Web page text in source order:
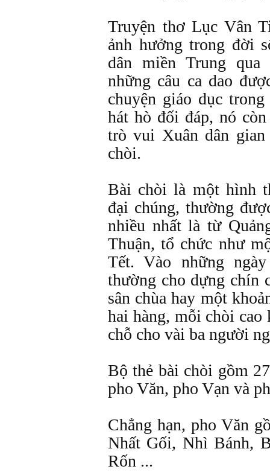
Truyện thơ Lục Vân
ảnh hưởng trong đời
dân miền Trung
những câu ca dao
chuyện giáo dục
hát hò đối đáp, nó
trò vui Xuân dân
chòi.
Bài chòi là một hình
đại chúng, thường
nhiều nhất là từ
Thuận, tổ chức như
Tết. Vào những
thường cho dựng chín
sân chùa hay một
hai hàng, mỗi chòi cao
chỗ cho vài ba người
Bộ thẻ bài chòi gồm
pho Văn, pho Vạn và
Chẳng hạn, pho Văn
Nhất Gối, Nhì Bánh,
Rốn ...